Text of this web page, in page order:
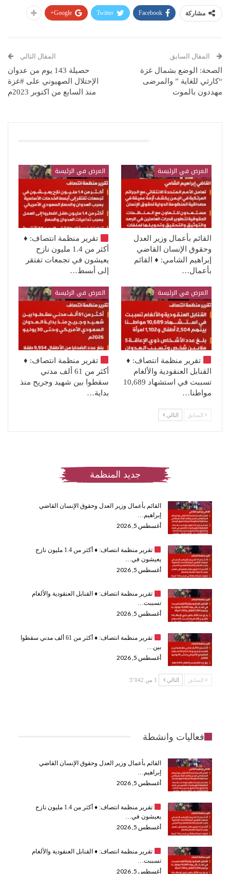
مشاركة Facebook
Twitter
Google+
المقال السابق
الصحة: الوضع بشمال غزة
“كارثي للغاية ” والمرضى
مهددون بالموت
المقال التالي
حصيلة 143 يوم من عدوان
الإحتلال الصهيوني على #غزة
منذ السابع من اكتوبر 2023م
العرض في الرئيسة
القائم بأعمال وزير العدل
وحقوق الإنسان القاضي
إبراهيم الشامي: ♦️ القائم
بأعمال…
العرض في الرئيسة
تقرير منظمة انتصاف: ♦️
أكثر من 1.4 مليون نازح
يعيشون في تجمعات تفتقر
إلى أبسط…
العرض في الرئيسة
تقرير منظمة انتصاف: ♦️
القنابل العنقودية والألغام
تسببت في استشهاد 10,689
مواطنا…
العرض في الرئيسة
تقرير منظمة انتصاف: ♦️
أكثر من 61 ألف مدني
سقطوا بين شهيد وجريح منذ
بداية…
السابق التالي
جديد المنظمة
القائم بأعمال وزير العدل وحقوق الإنسان القاضي
إبراهيم…
أغسطس 5, 2026
تقرير منظمة انتصاف: ♦️
أكثر من 1.4 مليون نازح
يعيشون في…
أغسطس 5, 2026
تقرير منظمة انتصاف: ♦️القنابل العنقودية والألغام
تسببت…
أغسطس 5, 2026
تقرير منظمة انتصاف: ♦️
أكثر من 61 ألف مدني سقطوا
بين…
أغسطس 5, 2026
السابق التالي 1 من 3٬042
فعاليات وانشطة
القائم بأعمال وزير العدل وحقوق الإنسان القاضي
إبراهيم…
أغسطس 5, 2026
تقرير منظمة انتصاف: ♦️
أكثر من 1.4 مليون نازح
يعيشون في…
أغسطس 5, 2026
تقرير منظمة انتصاف: ♦️القنابل العنقودية والألغام
تسببت…
أغسطس 5, 2026